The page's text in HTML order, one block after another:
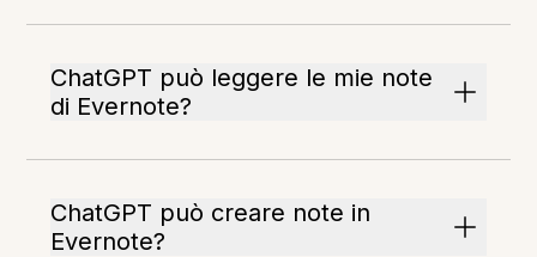
ChatGPT può leggere le mie note
di Evernote?
ChatGPT può creare note in
Evernote?